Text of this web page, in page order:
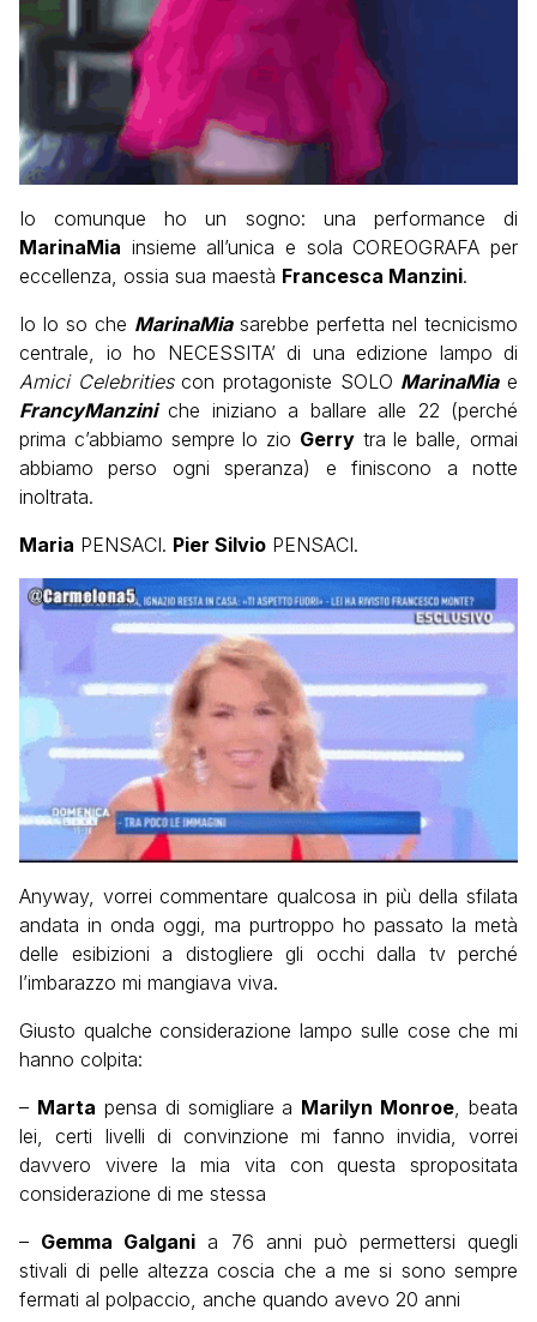
Io comunque ho un sogno: una performance di
MarinaMia insieme all’unica e sola COREOGRAFA per
eccellenza, ossia sua maestà Francesca Manzini.
Io lo so che MarinaMia sarebbe perfetta nel tecnicismo
centrale, io ho NECESSITA’ di una edizione lampo di
Amici Celebritiescon protagoniste SOLO MarinaMiae
FrancyManziniche iniziano a ballare alle 22 (perché
prima c’abbiamo sempre lo zio Gerrytra le balle, ormai
abbiamo perso ogni speranza) e finiscono a notte
inoltrata.
Maria PENSACI. Pier Silvio PENSACI.
Anyway, vorrei commentare qualcosa in più della sfilata
andata in onda oggi, ma purtroppo ho passato la metà
delle esibizioni a distogliere gli occhi dalla tv perché
l’imbarazzo mi mangiava viva.
Giusto qualche considerazione lampo sulle cose che mi
hanno colpita:
– Marta pensa di somigliare a Marilyn Monroe , beata
lei, certi livelli di convinzione mi fanno invidia, vorrei
davvero vivere la mia vita con questa spropositata
considerazione di me stessa
– Gemma Galgani a 76 anni può permettersi quegli
stivali di pelle altezza coscia che a me si sono sempre
fermati al polpaccio, anche quando avevo 20 anni